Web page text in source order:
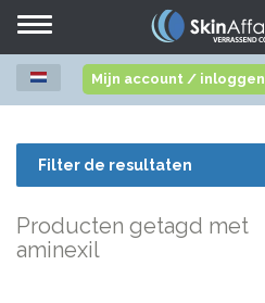
Toggle
Mijn account / inloggen
Filter de resultaten
Producten getagd met
aminexil